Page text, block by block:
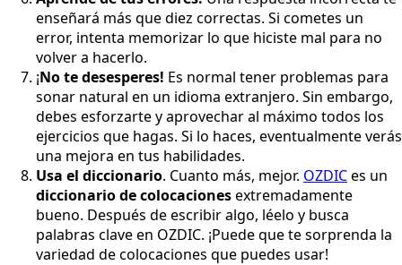
enseñará más que diez correctas. Si cometes un
error, intenta memorizar lo que hiciste mal para no
volver a hacerlo.
¡No te desesperes! Es normal tener problemas para
sonar natural en un idioma extranjero. Sin embargo,
debes esforzarte y aprovechar al máximo todos los
ejercicios que hagas. Si lo haces, eventualmente verás
una mejora en tus habilidades.
Usa el diccionario. Cuanto más, mejor. OZDICes un
diccionario de colocacionesextremadamente
bueno. Después de escribir algo, léelo y busca
palabras clave en OZDIC. ¡Puede que te sorprenda la
variedad de colocaciones que puedes usar!